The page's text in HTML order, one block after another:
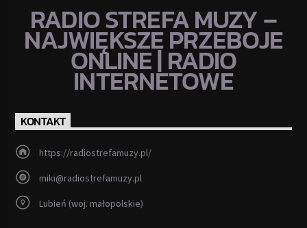
RADIO STREFA MUZY –
NAJWIĘKSZE PRZEBOJE
ONLINE | RADIO
INTERNETOWE
KONTAKT
https://radiostrefamuzy.pl/
miki@radiostrefamuzy.pl
Lubień (woj. małopolskie)